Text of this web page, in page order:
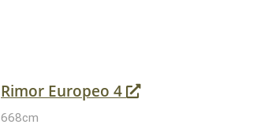
Rimor Europeo 4
668cm